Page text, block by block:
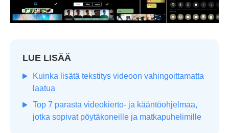
LUE LISÄÄ
Kuinka lisätä tekstitys videoon vahingoittamatta
laatua
Top 7 parasta videokierto- ja kääntöohjelmaa,
jotka sopivat pöytäkoneille ja matkapuhelimille